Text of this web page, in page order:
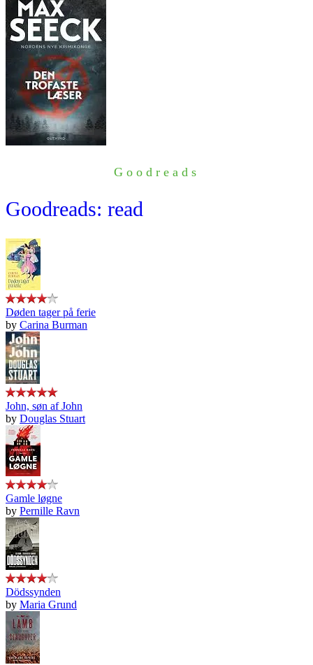
Goodreads
Goodreads: read
Døden tager på ferie
by Carina Burman
John, søn af John
by Douglas Stuart
Gamle løgne
by Pernille Ravn
Dödssynden
by Maria Grund